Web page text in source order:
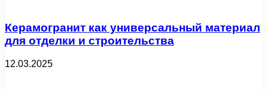
Керамогранит как универсальный материал
для отделки и строительства
12.03.2025